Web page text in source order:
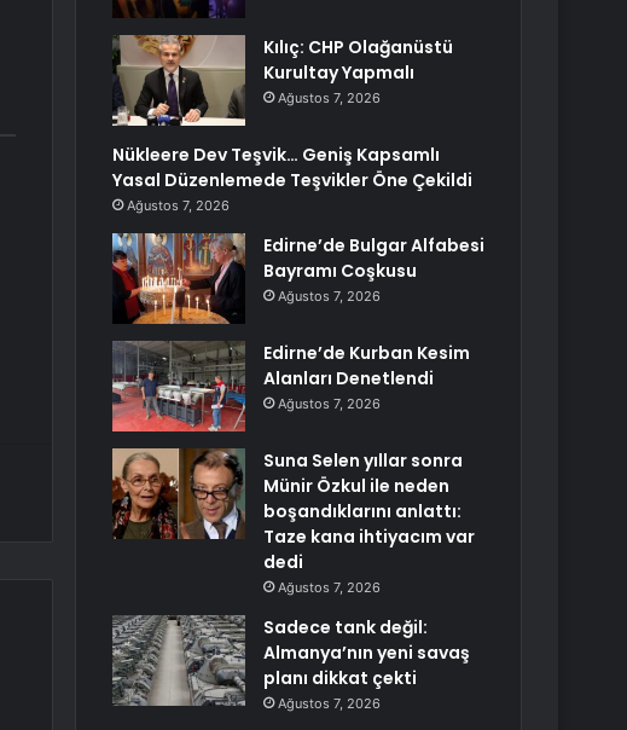
Kılıç: CHP Olağanüstü
Kurultay Yapmalı
Ağustos 7, 2026
Nükleere Dev Teşvik… Geniş Kapsamlı
Yasal Düzenlemede Teşvikler Öne Çekildi
Ağustos 7, 2026
Edirne’de Bulgar Alfabesi
Bayramı Coşkusu
Ağustos 7, 2026
Edirne’de Kurban Kesim
Alanları Denetlendi
Ağustos 7, 2026
Suna Selen yıllar sonra
Münir Özkul ile neden
boşandıklarını anlattı:
Taze kana ihtiyacım var
dedi
Ağustos 7, 2026
Sadece tank değil:
Almanya’nın yeni savaş
planı dikkat çekti
Ağustos 7, 2026